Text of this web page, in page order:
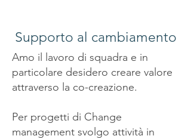
Supporto al cambiamento
​Amo il lavoro di squadra e in
particolare desidero creare valore
attraverso la co-creazione.
Per progetti di Change
management svolgo attività in